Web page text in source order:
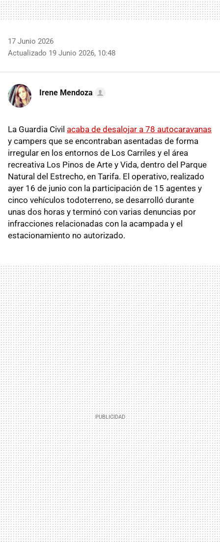
17 Junio 2026
Actualizado 19 Junio 2026, 10:48
Irene Mendoza
La Guardia Civil acaba de desalojar a 78 autocaravanas
y campers que se encontraban asentadas de forma
irregular en los entornos de Los Carriles y el área
recreativa Los Pinos de Arte y Vida, dentro del Parque
Natural del Estrecho, en Tarifa. El operativo, realizado
ayer 16 de junio con la participación de 15 agentes y
cinco vehículos todoterreno, se desarrolló durante
unas dos horas y terminó con varias denuncias por
infracciones relacionadas con la acampada y el
estacionamiento no autorizado.